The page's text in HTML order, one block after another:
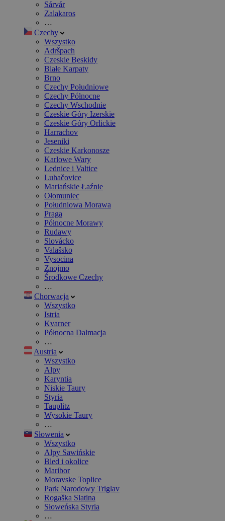
Sárvár
Zalakaros
…
Czechy
Wszystko
Adršpach
Czeskie Beskidy
Białe Karpaty
Brno
Czechy Południowe
Czechy Północne
Czechy Wschodnie
Czeskie Góry Izerskie
Czeskie Góry Orlickie
Harrachov
Jeseniki
Czeskie Karkonosze
Karlowe Wary
Lednice i Valtice
Luhačovice
Mariańskie Łaźnie
Ołomuniec
Południowa Morawa
Praga
Północne Morawy
Rudawy
Slovácko
Valašsko
Vysocina
Znojmo
Środkowe Czechy
…
Chorwacja
Wszystko
Istria
Kvarner
Północna Dalmacja
…
Austria
Wszystko
Alpy
Karyntia
Niskie Taury
Styria
Tauplitz
Wysokie Taury
…
Słowenia
Wszystko
Alpy Sawińskie
Bled i okolice
Maribor
Moravske Toplice
Park Narodowy Triglav
Rogaška Slatina
Słoweńska Styria
…